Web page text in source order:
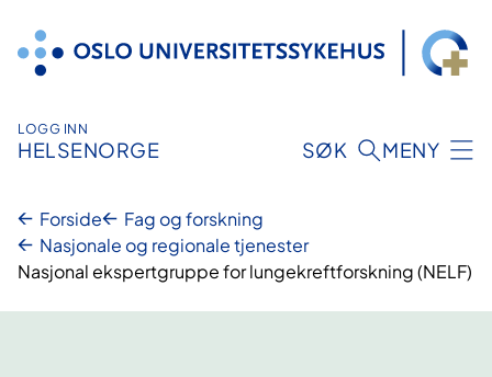
innhold
LOGG INN
HELSENORGE SØK MENY
Forside
Fag og forskning
Nasjonale og regionale tjenester
Nasjonal ekspertgruppe for lungekreftforskning (NELF)